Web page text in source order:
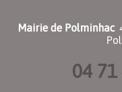
Mairie de Polminhac
04 71